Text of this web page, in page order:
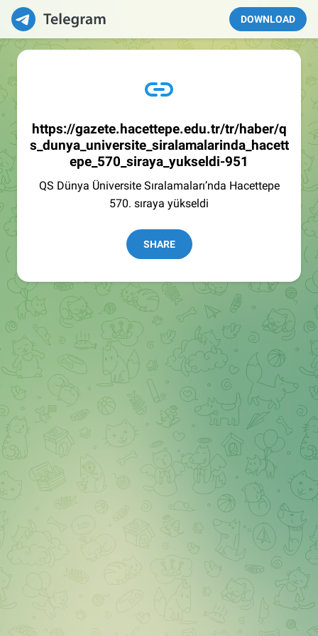
DOWNLOAD
https://gazete.hacettepe.edu.tr/tr/haber/q
s_dunya_universite_siralamalarinda_hacett
epe_570_siraya_yukseldi-951
QS Dünya Üniversite Sıralamaları’nda Hacettepe
570. sıraya yükseldi
SHARE